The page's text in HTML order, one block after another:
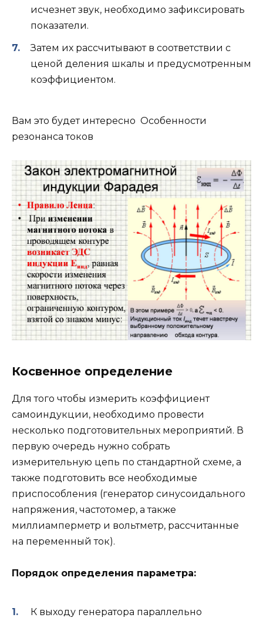
исчезнет звук, необходимо зафиксировать
показатели.
Затем их рассчитывают в соответствии с
ценой деления шкалы и предусмотренным
коэффициентом.
Вам это будет интересно Особенности
резонанса токов
Косвенное определение
Для того чтобы измерить коэффициент
самоиндукции, необходимо провести
несколько подготовительных мероприятий. В
первую очередь нужно собрать
измерительную цепь по стандартной схеме, а
также подготовить все необходимые
приспособления (генератор синусоидального
напряжения, частотомер, а также
миллиамперметр и вольтметр, рассчитанные
на переменный ток).
Порядок определения параметра:
К выходу генератора параллельно